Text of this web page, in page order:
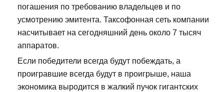
погашения по требованию владельцев и по
усмотрению эмитента. Таксофонная сеть компании
насчитывает на сегодняшний день около 7 тысяч
аппаратов.
Если победители всегда будут побеждать, а
проигравшие всегда будут в проигрыше, наша
экономика выродится в жалкий пучок гигантских